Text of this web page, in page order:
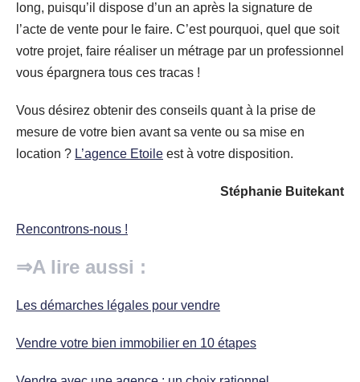
long, puisqu’il dispose d’un an après la signature de
l’acte de vente pour le faire. C’est pourquoi, quel que soit
votre projet, faire réaliser un métrage par un professionnel
vous épargnera tous ces tracas !
Vous désirez obtenir des conseils quant à la prise de
mesure de votre bien avant sa vente ou sa mise en
location ? L’agence Etoile est à votre disposition.
Stéphanie Buitekant
Rencontrons-nous !
⇒A lire aussi :
Les démarches légales pour vendre
Vendre votre bien immobilier en 10 étapes